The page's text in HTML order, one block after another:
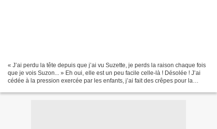
« J’ai perdu la tête depuis que j’ai vu Suzette, je perds la raison chaque fois
que je vois Suzon... » Eh oui, elle est un peu facile celle-là ! Désolée ! J’ai
cédée à la pression exercée par les enfants, j’ai fait des crêpes pour la